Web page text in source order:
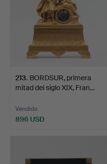
213. BORDSUR, primera
mitad del siglo XIX, Fran…
Vendido
896 USD